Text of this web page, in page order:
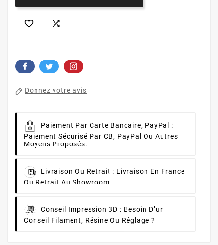
 
Donnez votre avis
Paiement Par Carte Bancaire, PayPal :
Paiement Sécurisé Par CB, PayPal Ou Autres
Moyens Proposés.
Livraison Ou Retrait : Livraison En France
Ou Retrait Au Showroom.
Conseil Impression 3D : Besoin D’un
Conseil Filament, Résine Ou Réglage ?